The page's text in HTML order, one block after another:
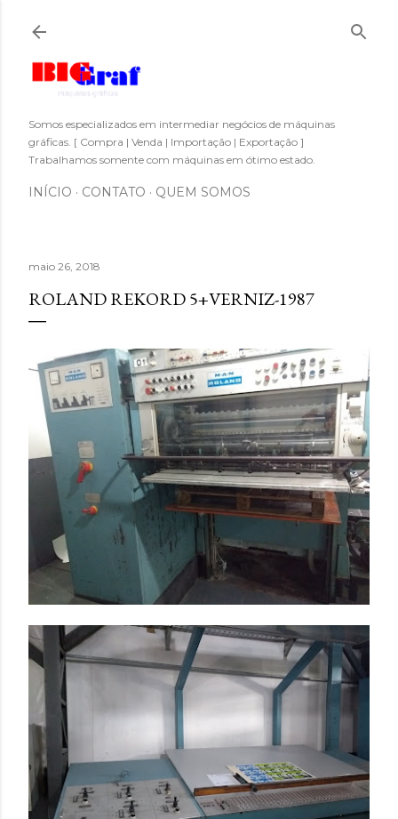
Somos especializados em intermediar negócios de máquinas
gráficas. [ Compra | Venda | Importação | Exportação ]
Trabalhamos somente com máquinas em ótimo estado.
INÍCIO CONTATO QUEM SOMOS
maio 26, 2018
ROLAND REKORD 5+VERNIZ-1987